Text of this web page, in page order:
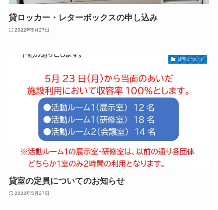
貸ロッカー・レターボックスの申し込み
2022年5月27日
貸室について
貸室の定員についてのお知らせ
2022年5月27日